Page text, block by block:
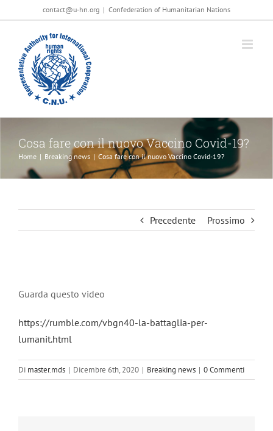
al
contenuto
contact@u-hn.org | Confederation of Humanitarian Nations
Cosa fare con il nuovo Vaccino Covid-19?
Home | Breaking news | Cosa fare con il nuovo Vaccino Covid-19?
Precedente Prossimo
immagine
Guarda questo video
https://rumble.com/vbgn40-la-battaglia-per-
lumanit.html
Di master.mds | Dicembre 6th, 2020 | Breaking news | 0 Commenti